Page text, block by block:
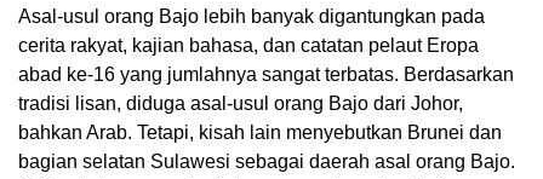
Asal-usul orang Bajo lebih banyak digantungkan pada
cerita rakyat, kajian bahasa, dan catatan pelaut Eropa
abad ke-16 yang jumlahnya sangat terbatas. Berdasarkan
tradisi lisan, diduga asal-usul orang Bajo dari Johor,
bahkan Arab. Tetapi, kisah lain menyebutkan Brunei dan
bagian selatan Sulawesi sebagai daerah asal orang Bajo.